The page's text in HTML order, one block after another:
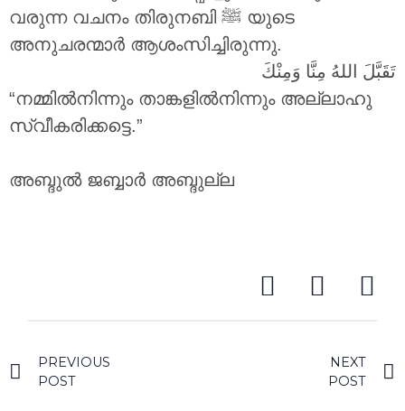
വരുന്ന വചനം തിരുനബി ‎ﷺ യുടെ
അനുചരന്മാർ ആശംസിച്ചിരുന്നു.
تَقَبَّلَ اللهُ مِنَّا وَمِنْكَ
“നമ്മിൽനിന്നും താങ്കളിൽനിന്നും അല്ലാഹു
സ്വീകരിക്കട്ടെ.”
അബ്ദുൽ ജബ്ബാർ അബ്ദുല്ല
PREVIOUS
POST
NEXT
POST